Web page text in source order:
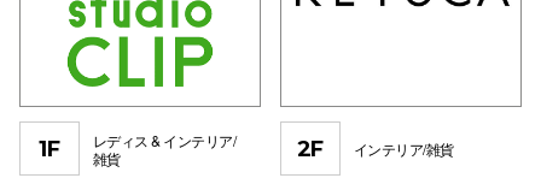
1F
レディス & インテリア/
雑貨
2F インテリア/雑貨